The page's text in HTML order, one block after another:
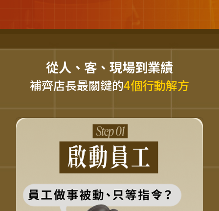
從人、客、現場到業績
補齊店長最關鍵的4個行動解方
用動機 × 行為設計，讓
員工真正「願意動」
從盯進度，轉為啟動投入感
讓員工懂為什麼，不只怎麼做
從被動執行，變成主動補位